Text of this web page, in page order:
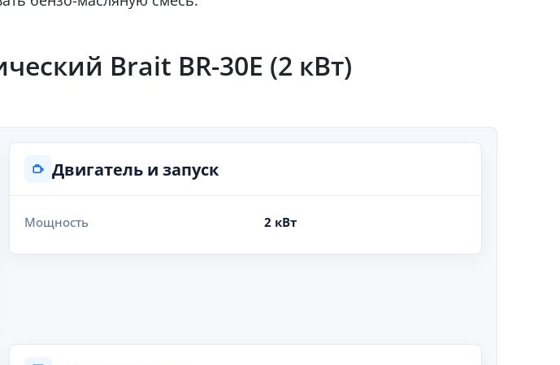
Brait BR-30E (2 кВт)
Двигатель и запуск
Мощность 2 кВт